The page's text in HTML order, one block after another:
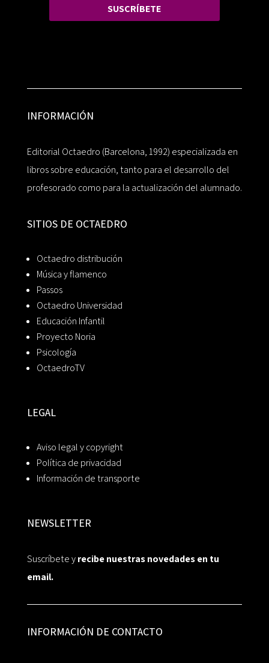
SUSCRÍBETE
INFORMACIÓN
Editorial Octaedro (Barcelona, 1992) especializada en
libros sobre educación, tanto para el desarrollo del
profesorado como para la actualización del alumnado.
SITIOS DE OCTAEDRO
Octaedro distribución
Música y flamenco
Passos
Octaedro Universidad
Educación Infantil
Proyecto Noria
Psicología
OctaedroTV
LEGAL
Aviso legal y copyright
Política de privacidad
Información de transporte
NEWSLETTER
Suscríbete yrecibe nuestras novedades en tu
email.
INFORMACIÓN DE CONTACTO